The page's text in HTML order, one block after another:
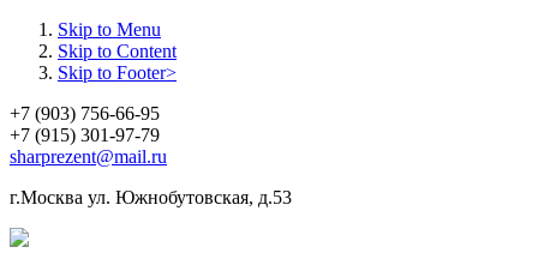
Skip to Menu
Skip to Content
Skip to Footer>
+7 (903) 756-66-95
+7 (915) 301-97-79
sharprezent@mail.ru
г.Москва ул. Южнобутовская, д.53